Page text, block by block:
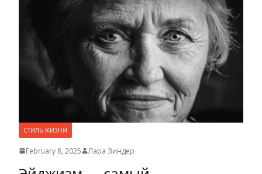
СТИЛЬ ЖИЗНИ
February 8, 2025 Лара Зиндер